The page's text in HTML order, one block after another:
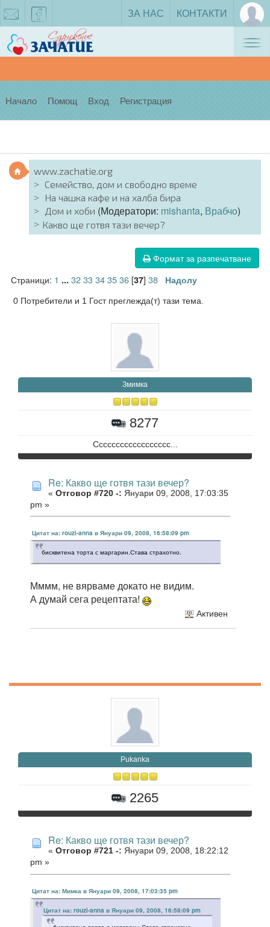
facebook
ЗА НАС КОНТАКТИ
Начало Помощ Вход Регистрация
www.zachatie.org
Семейство, дом и свободно време
На чашка кафе и на халба бира
Дом и хоби (Модератори: mishanta, Врабчо)
Какво ще готвя тази вечер?
Формат за разпечатване
Страници: 1 ... 3233343536[37] 38 Надолу
0 Потребители и 1 Гост преглежда(т) тази тема.
Змимка
8277
Сссссссссссссссссс...
Re: Какво ще готвя тази вечер?
« Отговор #720 -: Януари 09, 2008, 17:03:35
pm »
Цитат на: rouzi-anna в Януари 09, 2008, 16:58:09 pm
бисквитена торта с маргарин.Става страхотно.
Мммм, не вярваме докато не видим.
А думай сега рецептата!
Активен
Pukanka
2265
Re: Какво ще готвя тази вечер?
« Отговор #721 -: Януари 09, 2008, 18:22:12
pm »
Цитат на: Мимка в Януари 09, 2008, 17:03:35 pm
Цитат на: rouzi-anna в Януари 09, 2008, 16:58:09 pm